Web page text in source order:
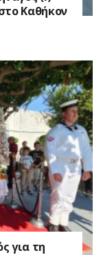
Καθήκον
για τη